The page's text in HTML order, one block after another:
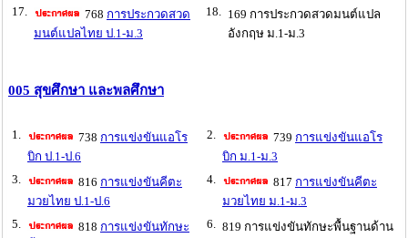
17. 768 การประกวดสวด
มนต์แปลไทย ป.1-ม.3
18. 169 การประกวดสวดมนต์แปล
อังกฤษ ม.1-ม.3
005 สุขศึกษา และพลศึกษา
1. 738 การแข่งขันแอโร
บิก ป.1-ป.6
2. 739 การแข่งขันแอโร
บิก ม.1-ม.3
3.
816 การแข่งขันคีตะ
มวยไทย ป.1-ป.6
4. 817 การแข่งขันคีตะ
มวยไทย ม.1-ม.3
5.
818 การแข่งขันทักษะ
6. 819 การแข่งขันทักษะพื้นฐานด้าน